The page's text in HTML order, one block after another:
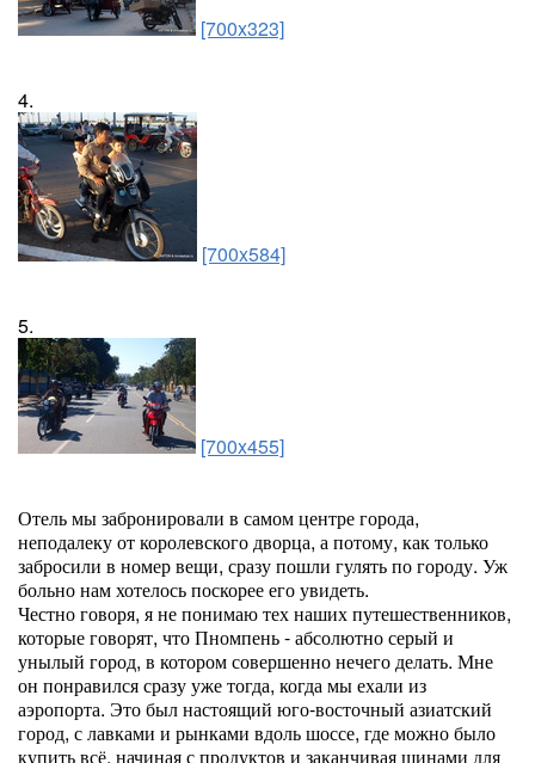
[700x323]
4.
[700x584]
5.
[700x455]
Отель мы забронировали в самом центре города,
неподалеку от королевского дворца, а потому, как только
забросили в номер вещи, сразу пошли гулять по городу. Уж
больно нам хотелось поскорее его увидеть.
Честно говоря, я не понимаю тех наших путешественников,
которые говорят, что Пномпень - абсолютно серый и
унылый город, в котором совершенно нечего делать. Мне
он понравился сразу уже тогда, когда мы ехали из
аэропорта. Это был настоящий юго-восточный азиатский
город, с лавками и рынками вдоль шоссе, где можно было
купить всё, начиная с продуктов и заканчивая шинами для